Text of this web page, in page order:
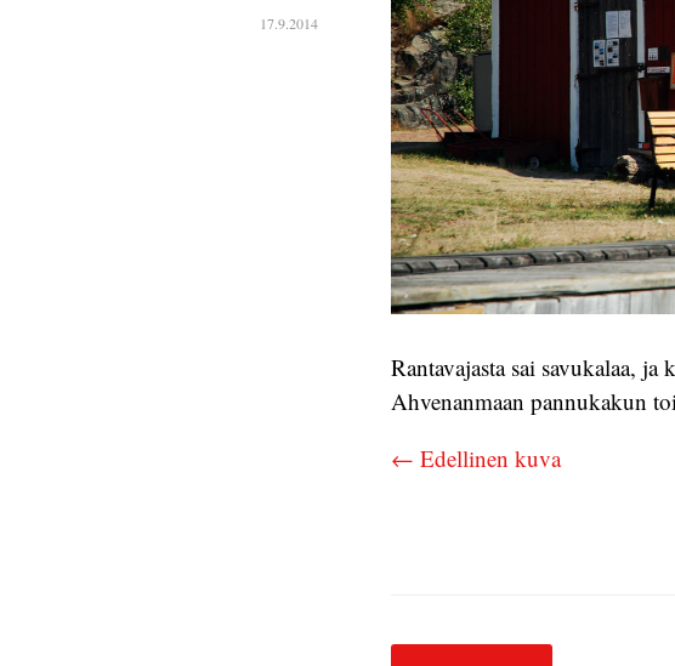
17.9.2014
Rantavajasta sai savukalaa,
Ahvenanmaan pannukakun
← Edellinen kuva